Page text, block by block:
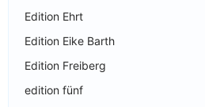
Edition Ehrt
Edition Eike Barth
Edition Freiberg
edition fünf